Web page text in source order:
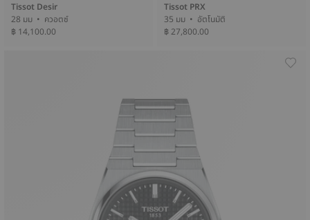
Tissot Desir
28 มม • ควอตซ์
฿ 14,100.00
Tissot PRX
35 มม • อัตโนมัติ
฿ 27,800.00